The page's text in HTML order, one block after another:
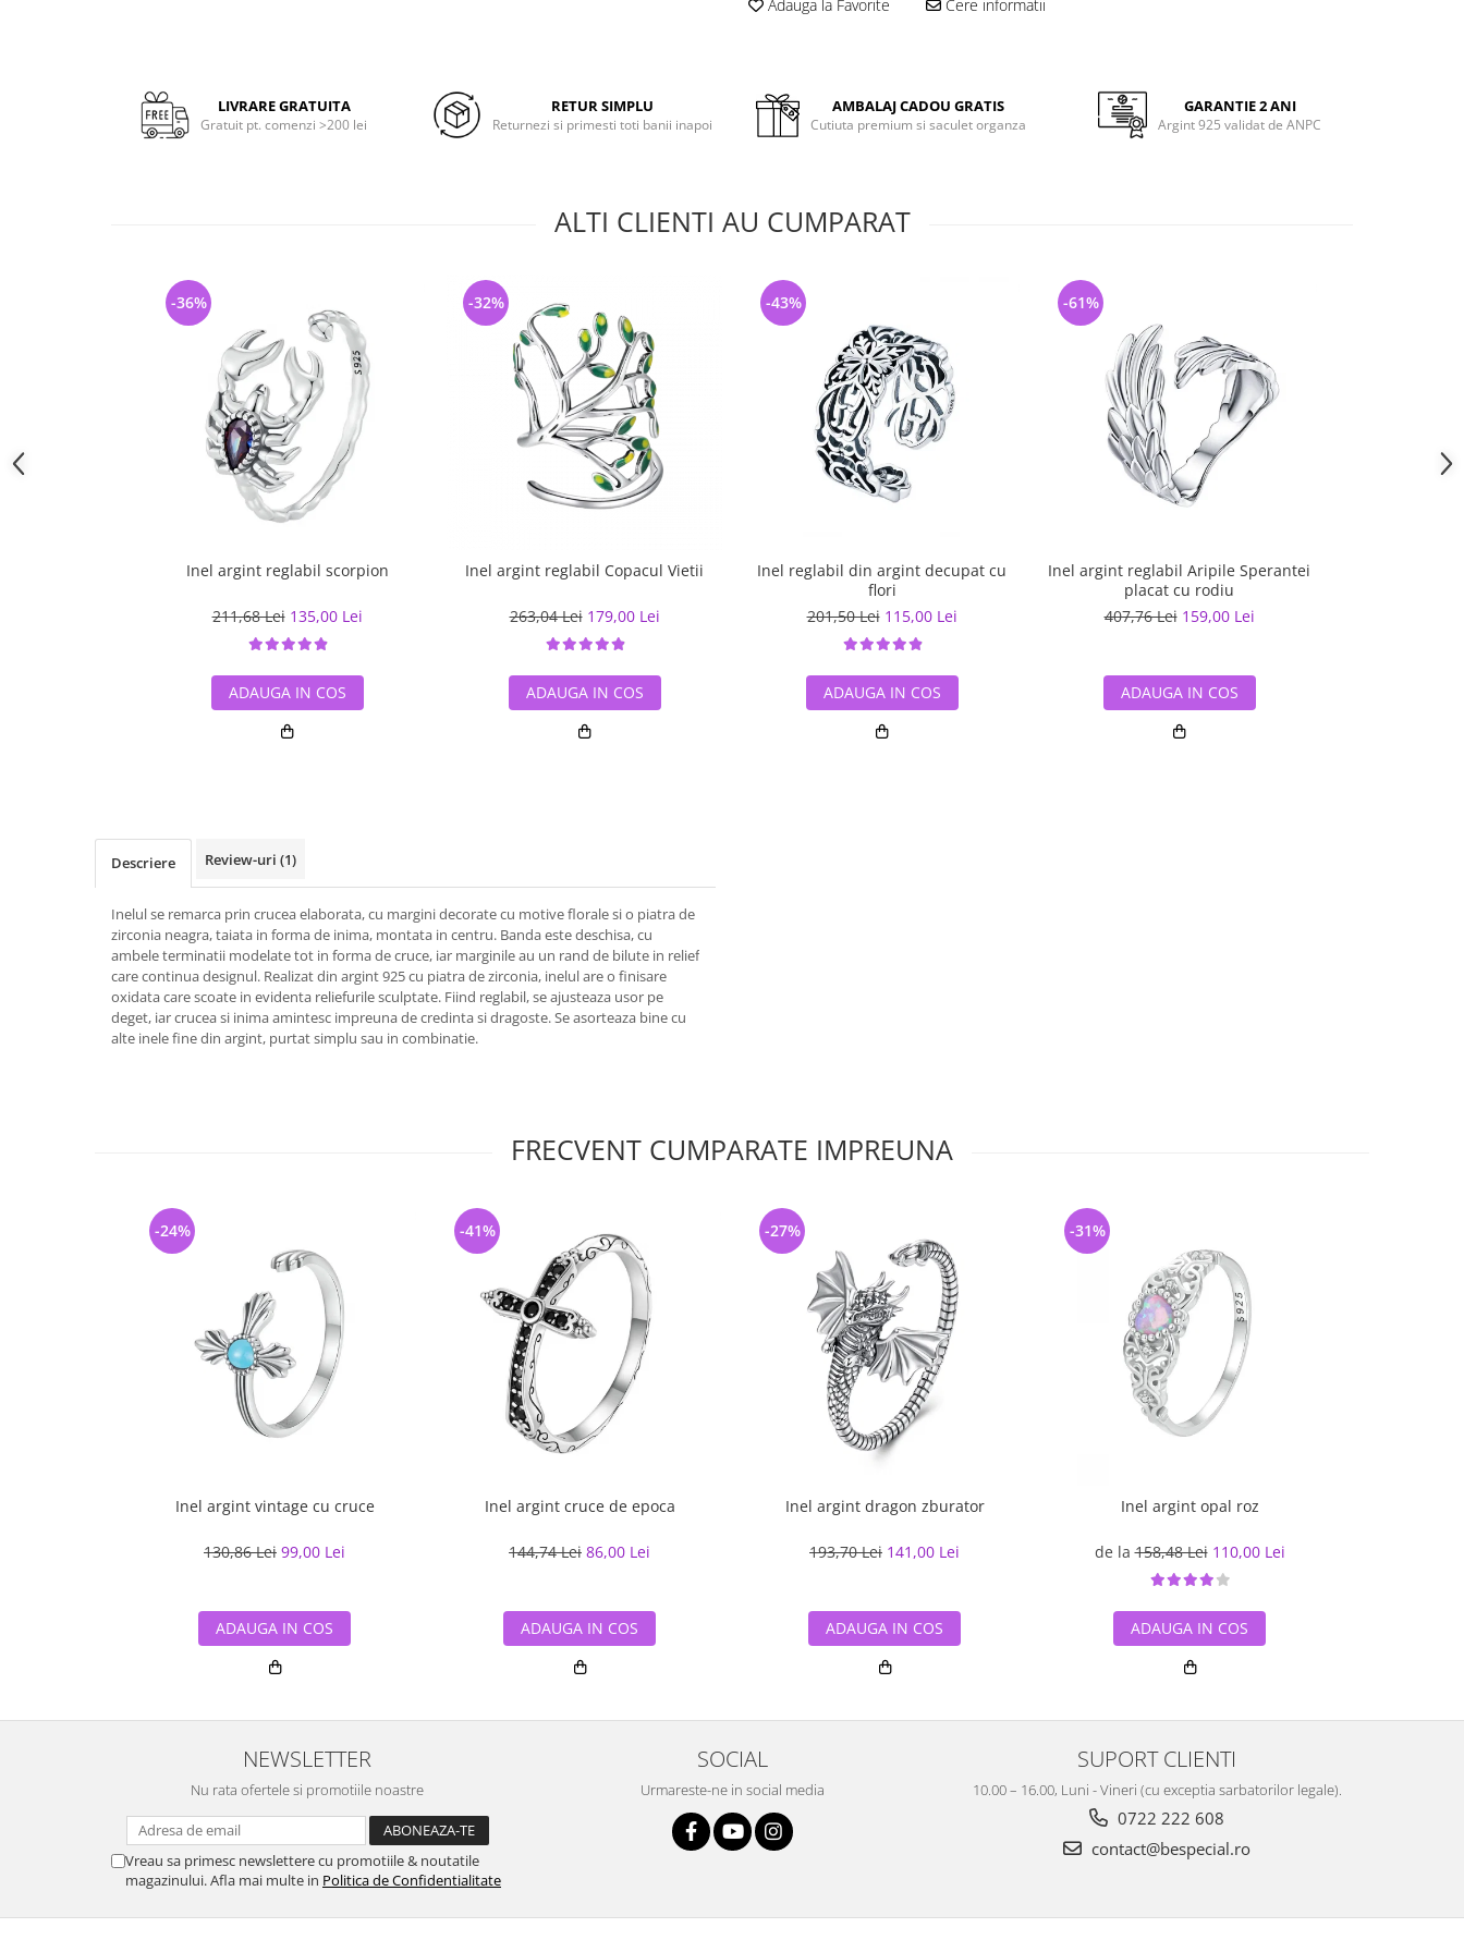
Adauga la Favorite Cere informatii
LIVRARE GRATUITA
Gratuit pt. comenzi >200 lei
RETUR SIMPLU
Returnezi si primesti toti banii inapoi
AMBALAJ CADOU GRATIS
Cutiuta premium si saculet organza
GARANTIE 2 ANI
Argint 925 validat de ANPC
ALTI CLIENTI AU CUMPARAT
Inel argint reglabil scorpion
211,68 Lei 135,00 Lei
-36%
ADAUGA IN COS
Inel argint reglabil Copacul Vietii
263,04 Lei 179,00 Lei
-32%
ADAUGA IN COS
Inel reglabil din argint decupat cu
flori
201,50 Lei 115,00 Lei
-43%
ADAUGA IN COS
Inel argint reglabil Aripile Sperantei
placat cu rodiu
407,76 Lei 159,00 Lei
-61%
ADAUGA IN COS
Descriere Review-uri (1)
Inelul se remarca prin crucea elaborata, cu margini decorate cu motive florale si o piatra de
zirconia neagra, taiata in forma de inima, montata in centru. Banda este deschisa, cu
ambele terminatii modelate tot in forma de cruce, iar marginile au un rand de bilute in relief
care continua designul. Realizat din argint 925 cu piatra de zirconia, inelul are o finisare
oxidata care scoate in evidenta reliefurile sculptate. Fiind reglabil, se ajusteaza usor pe
deget, iar crucea si inima amintesc impreuna de credinta si dragoste. Se asorteaza bine cu
alte inele fine din argint, purtat simplu sau in combinatie.
FRECVENT CUMPARATE IMPREUNA
Inel argint vintage cu cruce
130,86 Lei 99,00 Lei
-24%
ADAUGA IN COS
Inel argint cruce de epoca
144,74 Lei 86,00 Lei
-41%
ADAUGA IN COS
Inel argint dragon zburator
193,70 Lei 141,00 Lei
-27%
ADAUGA IN COS
Inel argint opal roz
de la158,48 Lei 110,00 Lei
-31%
ADAUGA IN COS
NEWSLETTER
Nu rata ofertele si promotiile noastre
Vreau sa primesc newslettere cu promotiile & noutatile
magazinului. Afla mai multe in Politica de Confidentialitate
SOCIAL
Urmareste-ne in social media
SUPORT CLIENTI
10.00 – 16.00, Luni - Vineri (cu exceptia sarbatorilor legale).
0722 222 608
contact@bespecial.ro